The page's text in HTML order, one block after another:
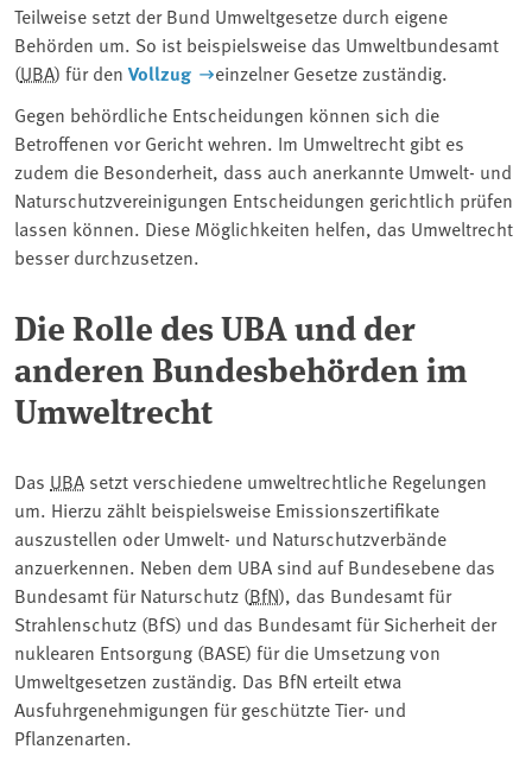
Teilweise setzt der Bund Umweltgesetze durch eigene
Behörden um. So ist beispielsweise das Umweltbundesamt
(UBA) für den Vollzug
einzelner Gesetze zuständig.
Gegen behördliche Entscheidungen können sich die
Betroffenen vor Gericht wehren. Im Umweltrecht gibt es
zudem die Besonderheit, dass auch anerkannte Umwelt- und
Naturschutzvereinigungen Entscheidungen gerichtlich prüfen
lassen können. Diese Möglichkeiten helfen, das Umweltrecht
besser durchzusetzen.
Die Rolle des UBA und der
anderen Bundesbehörden im
Umweltrecht
Das UBA setzt verschiedene umweltrechtliche Regelungen
um. Hierzu zählt beispielsweise Emissionszertifikate
auszustellen oder Umwelt- und Naturschutzverbände
anzuerkennen. Neben dem UBA sind auf Bundesebene das
Bundesamt für Naturschutz (BfN), das Bundesamt für
Strahlenschutz (BfS) und das Bundesamt für Sicherheit der
nuklearen Entsorgung (BASE) für die Umsetzung von
Umweltgesetzen zuständig. Das BfN erteilt etwa
Ausfuhrgenehmigungen für geschützte Tier- und
Pflanzenarten.